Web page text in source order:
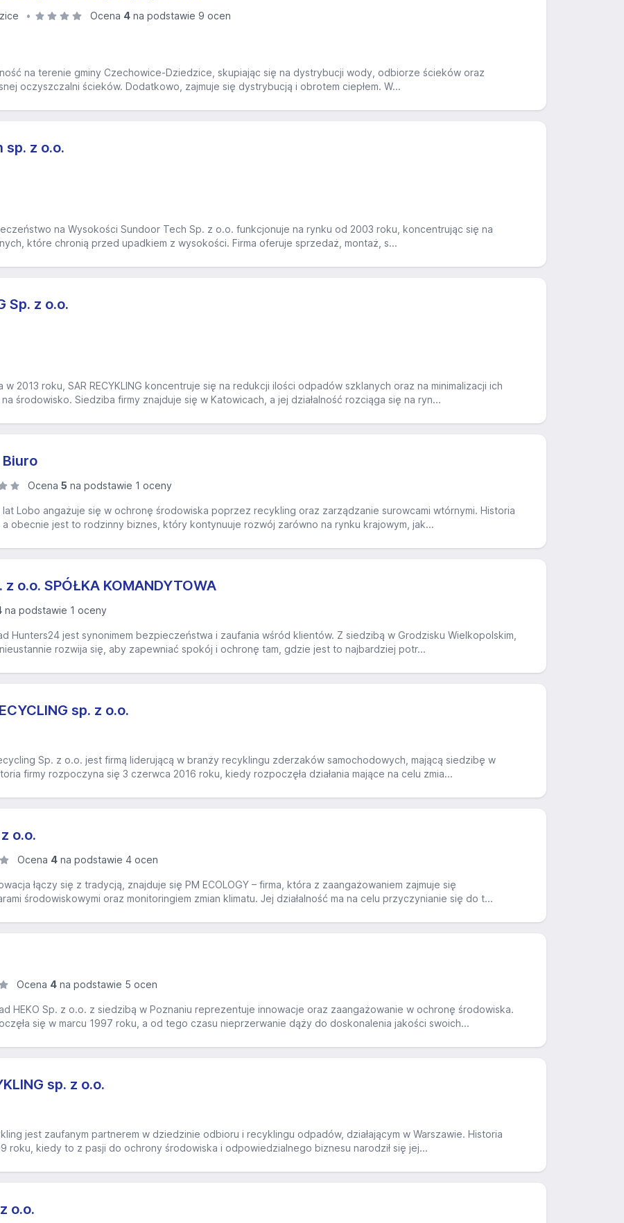
Ocena 4na podstawie 9 ocen
na terenie gminy Czechowice-Dziedzice, skupiając się na dystrybucji wody, odbiorze ścieków oraz
oczyszczalni ścieków. Dodatkowo, zajmuje się dystrybucją i obrotem ciepłem. W...
sp. z o.o.
na Wysokości Sundoor Tech Sp. z o.o. funkcjonuje na rynku od 2003 roku, koncentrując się na
które chronią przed upadkiem z wysokości. Firma oferuje sprzedaż, montaż, s...
Sp. z o.o.
w 2013 roku, SAR RECYKLING koncentruje się na redukcji ilości odpadów szklanych oraz na minimalizacji ich
środowisko. Siedziba firmy znajduje się w Katowicach, a jej działalność rozciąga się na ryn...
Ocena5 na podstawie 1 oceny
Lobo angażuje się w ochronę środowiska poprzez recykling oraz zarządzanie surowcami wtórnymi. Historia
obecnie jest to rodzinny biznes, który kontynuuje rozwój zarówno na rynku krajowym, jak...
z o.o. SPÓŁKA KOMANDYTOWA
na podstawie 1 oceny
Hunters24 jest synonimem bezpieczeństwa i zaufania wśród klientów. Z siedzibą w Grodzisku Wielkopolskim,
rozwija się, aby zapewniać spokój i ochronę tam, gdzie jest to najbardziej potr...
sp. z o.o.
Sp. z o.o. jest firmą liderującą w branży recyklingu zderzaków samochodowych, mającą siedzibę w
firmy rozpoczyna się 3 czerwca 2016 roku, kiedy rozpoczęła działania mające na celu zmia...
o.o.
Ocena 4na podstawie 4 ocen
łączy się z tradycją, znajduje się PM ECOLOGY – firma, która z zaangażowaniem zajmuje się
środowiskowymi oraz monitoringiem zmian klimatu. Jej działalność ma na celu przyczynianie się do t...
Ocena 4na podstawie 5 ocen
HEKO Sp. z o.o. z siedzibą w Poznaniu reprezentuje innowacje oraz zaangażowanie w ochronę środowiska.
się w marcu 1997 roku, a od tego czasu nieprzerwanie dąży do doskonalenia jakości swoich...
sp. z o.o.
jest zaufanym partnerem w dziedzinie odbioru i recyklingu odpadów, działającym w Warszawie. Historia
roku, kiedy to z pasji do ochrony środowiska i odpowiedzialnego biznesu narodził się jej...
o.o.